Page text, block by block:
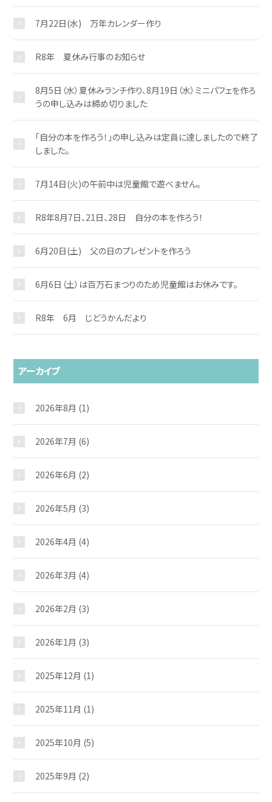
お問い合わせ
7月22日(水) 万年カレンダー作り
R8年 夏休み行事のお知らせ
8月5日（水）夏休みランチ作り、8月19日（水）ミニパフェを作ろ
うの申し込みは締め切りました
「自分の本を作ろう！」の申し込みは定員に達しましたので終了
しました。
7月14日(火)の午前中は児童館で遊べません。
R8年8月7日、21日、28日 自分の本を作ろう！
6月20日(土) 父の日のプレゼントを作ろう
6月6日（土）は百万石まつりのため児童館はお休みです。
R8年 6月 じどうかんだより
アーカイブ
2026年8月 (1)
2026年7月 (6)
2026年6月 (2)
2026年5月 (3)
2026年4月 (4)
2026年3月 (4)
2026年2月 (3)
2026年1月 (3)
2025年12月 (1)
2025年11月 (1)
2025年10月 (5)
2025年9月 (2)